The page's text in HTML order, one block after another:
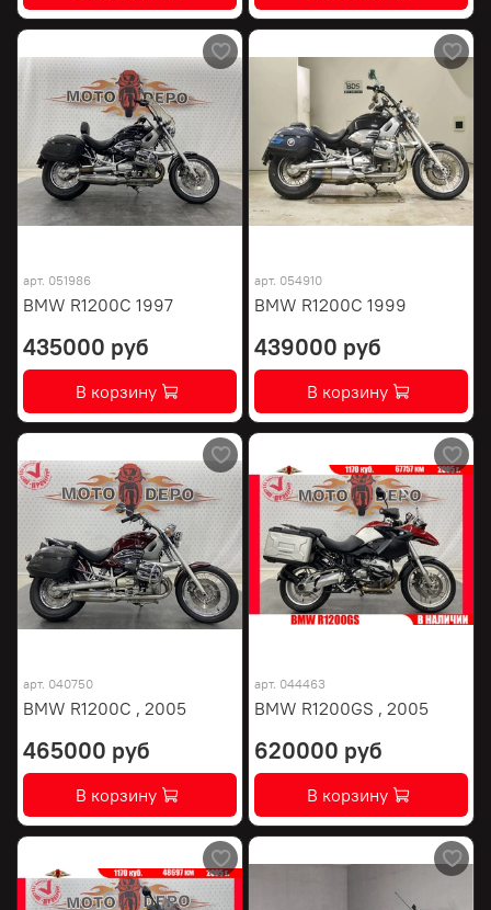
арт. 051986
BMW R1200C 1997
435000 руб
В корзину
арт. 054910
BMW R1200C 1999
439000 руб
В корзину
арт. 040750
BMW R1200C , 2005
465000 руб
В корзину
арт. 044463
BMW R1200GS , 2005
620000 руб
В корзину